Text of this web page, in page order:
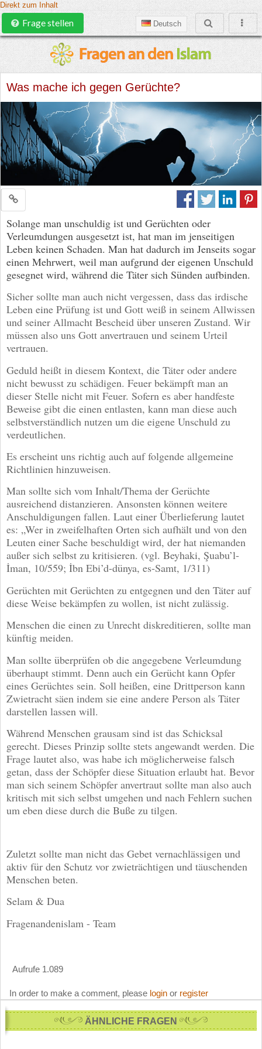
Direkt zum Inhalt
Deutsch
Frage stellen
Was mache ich gegen Gerüchte?
Solange man unschuldig ist und Gerüchten oder
Verleumdungen ausgesetzt ist, hat man im jenseitigen
Leben keinen Schaden. Man hat dadurch im Jenseits sogar
einen Mehrwert, weil man aufgrund der eigenen Unschuld
gesegnet wird, während die Täter sich Sünden aufbinden.
Sicher sollte man auch nicht vergessen, dass das irdische
Leben eine Prüfung ist und Gott weiß in seinem Allwissen
und seiner Allmacht Bescheid über unseren Zustand. Wir
müssen also uns Gott anvertrauen und seinem Urteil
vertrauen.
Geduld heißt in diesem Kontext, die Täter oder andere
nicht bewusst zu schädigen. Feuer bekämpft man an
dieser Stelle nicht mit Feuer. Sofern es aber handfeste
Beweise gibt die einen entlasten, kann man diese auch
selbstverständlich nutzen um die eigene Unschuld zu
verdeutlichen.
Es erscheint uns richtig auch auf folgende allgemeine
Richtlinien hinzuweisen.
Man sollte sich vom Inhalt/Thema der Gerüchte
ausreichend distanzieren. Ansonsten können weitere
Anschuldigungen fallen. Laut einer Überlieferung lautet
es: „Wer in zweifelhaften Orten sich aufhält und von den
Leuten einer Sache beschuldigt wird, der hat niemanden
außer sich selbst zu kritisieren. (vgl. Beyhaki, Şuabu’l-
İman, 10/559; İbn Ebi’d-dünya, es-Samt, 1/311)
Gerüchten mit Gerüchten zu entgegnen und den Täter auf
diese Weise bekämpfen zu wollen, ist nicht zulässig.
Menschen die einen zu Unrecht diskreditieren, sollte man
künftig meiden.
Man sollte überprüfen ob die angegebene Verleumdung
überhaupt stimmt. Denn auch ein Gerücht kann Opfer
eines Gerüchtes sein. Soll heißen, eine Drittperson kann
Zwietracht säen indem sie eine andere Person als Täter
darstellen lassen will.
Während Menschen grausam sind ist das Schicksal
gerecht. Dieses Prinzip sollte stets angewandt werden. Die
Frage lautet also, was habe ich möglicherweise falsch
getan, dass der Schöpfer diese Situation erlaubt hat. Bevor
man sich seinem Schöpfer anvertraut sollte man also auch
kritisch mit sich selbst umgehen und nach Fehlern suchen
um eben diese durch die Buße zu tilgen.
Zuletzt sollte man nicht das Gebet vernachlässigen und
aktiv für den Schutz vor zwieträchtigen und täuschenden
Menschen beten.
Selam & Dua
Fragenandenislam - Team
Aufrufe 1.089
In order to make a comment, please login or register
ÄHNLICHE FRAGEN